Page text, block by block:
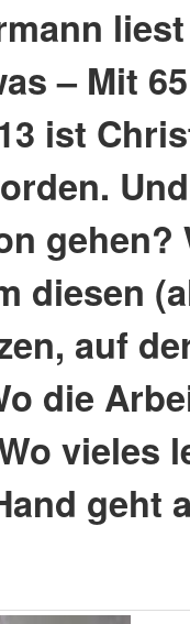
– Mit
ist
gehen?
diesen
auf
die
vieles
geht